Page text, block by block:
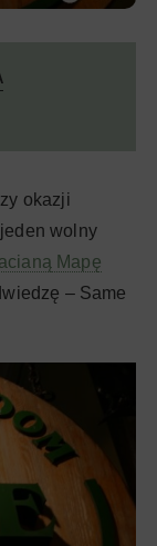
okazji
wolny
Mapę
– Same